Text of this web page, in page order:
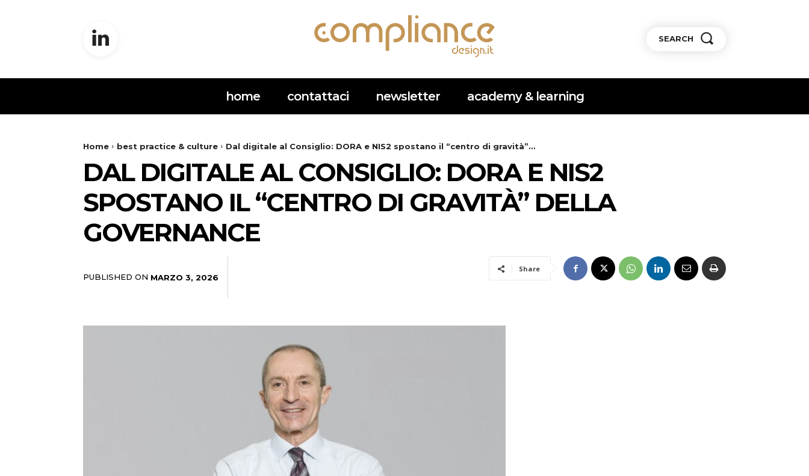
SEARCH
home contattaci newsletter academy & learning
Home best practice & culture Dal digitale al Consiglio: DORA e NIS2 spostano il “centro di gravità”...
DAL DIGITALE AL CONSIGLIO: DORA E NIS2
SPOSTANO IL “CENTRO DI GRAVITÀ” DELLA
GOVERNANCE
PUBLISHED ON MARZO 3, 2026
Share